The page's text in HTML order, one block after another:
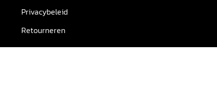
Privacybeleid
Retourneren